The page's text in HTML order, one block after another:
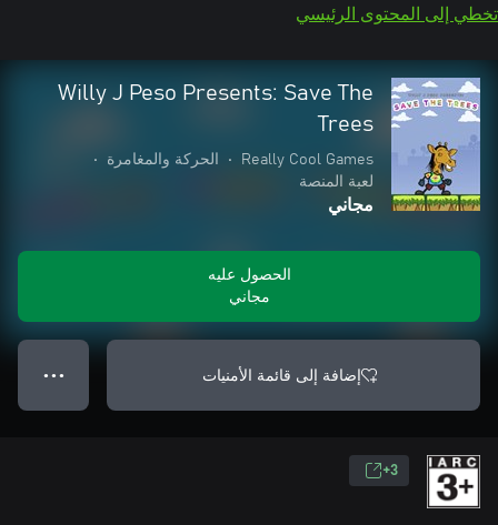
تخطي إلى المحتوى الرئيسي
Willy J Peso Presents: Save The
Trees
Really Cool Games
• الحركة والمغامرة
•
لعبة المنصة
مجاني
الحصول عليه
مجاني
إضافة إلى قائمة الأمنيات ● ● ●
3+